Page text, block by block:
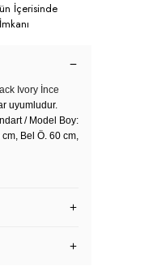
İçerisinde
Ivory İnce
uyumludur.
/ Model Boy:
Bel Ö. 60 cm,